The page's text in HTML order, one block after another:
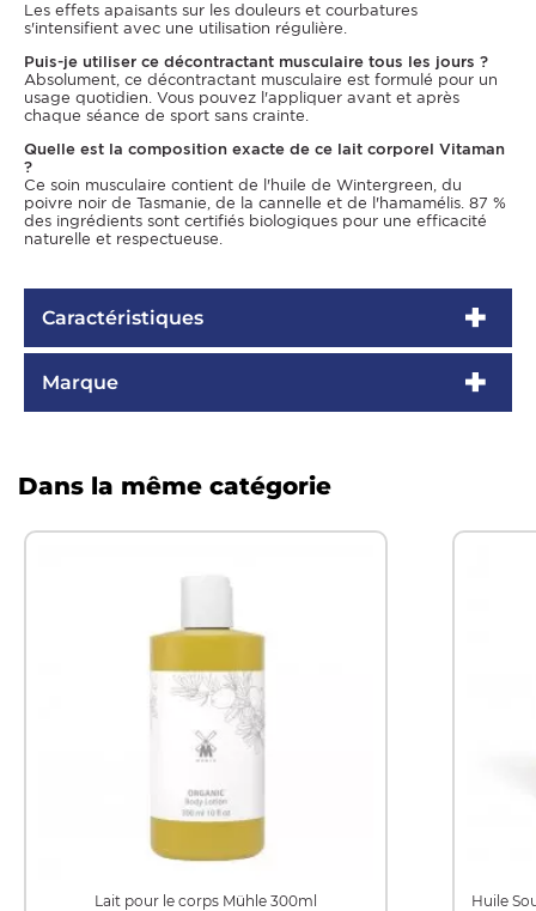
Les effets apaisants sur les douleurs et courbatures
s'intensifient avec une utilisation régulière.
Puis-je utiliser ce décontractant musculaire tous les jours ?
Absolument, ce décontractant musculaire est formulé pour un
usage quotidien. Vous pouvez l'appliquer avant et après
chaque séance de sport sans crainte.
Quelle est la composition exacte de ce lait corporel Vitaman
?
Ce soin musculaire contient de l'huile de Wintergreen, du
poivre noir de Tasmanie, de la cannelle et de l'hamamélis. 87 %
des ingrédients sont certifiés biologiques pour une efficacité
naturelle et respectueuse.
Caractéristiques
Marque
Dans la même catégorie
Lait pour le corps Mühle 300ml Huile